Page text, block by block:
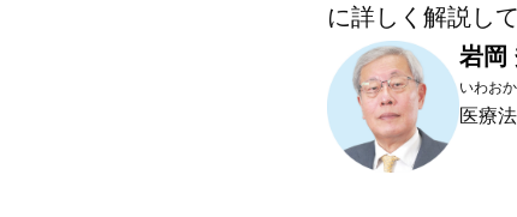
に詳しく解説し
岩岡
いわお
医療